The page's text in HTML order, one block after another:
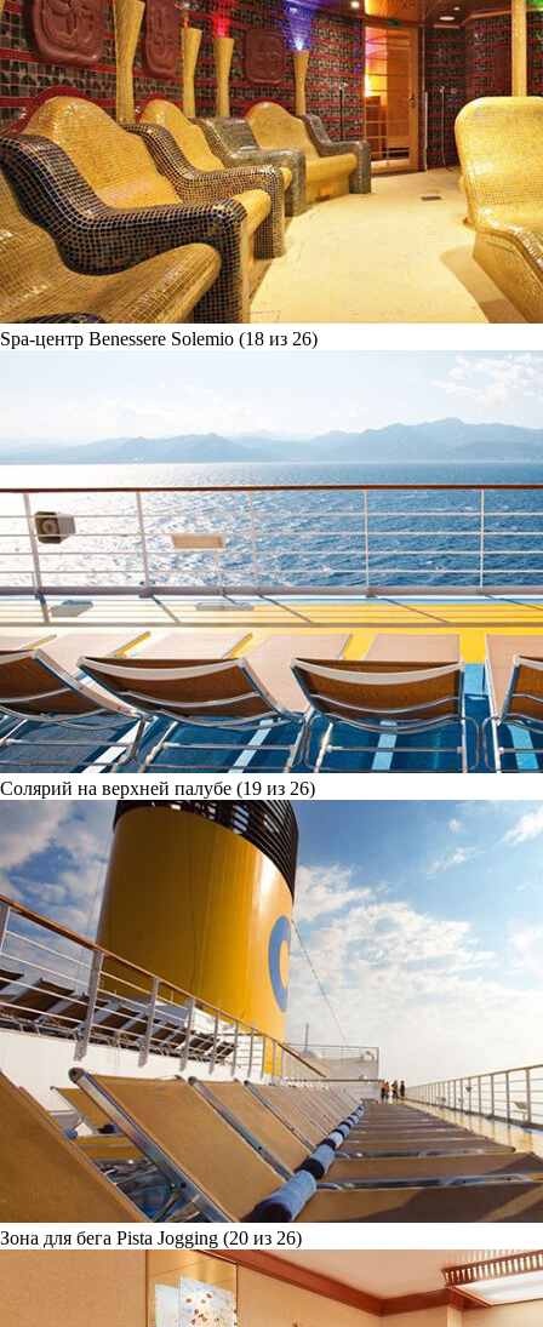
Spa-центр Benessere Solemio (18 из 26)
Солярий на верхней палубе (19 из 26)
Зона для бега Pista Jogging (20 из 26)